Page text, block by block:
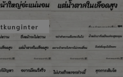
tkunginter